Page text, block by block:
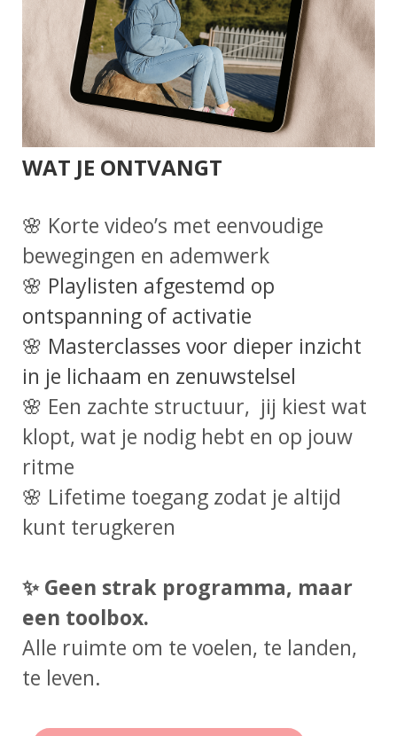
WAT JE ONTVANGT
🌸 Korte video’s met eenvoudige
bewegingen en ademwerk
🌸 Playlisten afgestemd op
ontspanning of activatie
🌸 Masterclasses voor dieper inzicht
in je lichaam en zenuwstelsel
🌸 Een zachte structuur, jij kiest wat
klopt, wat je nodig hebt en op jouw
ritme
🌸 Lifetime toegang zodat je altijd
kunt terugkeren
✨ Geen strak programma, maar
een toolbox.
Alle ruimte om te voelen, te landen,
te leven.